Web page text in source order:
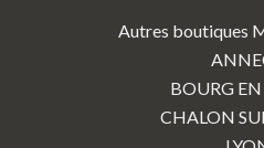
Autres boutiques
BOURG EN
CHALON